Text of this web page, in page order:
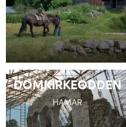
DOMKIRKEODDEN
HAMAR